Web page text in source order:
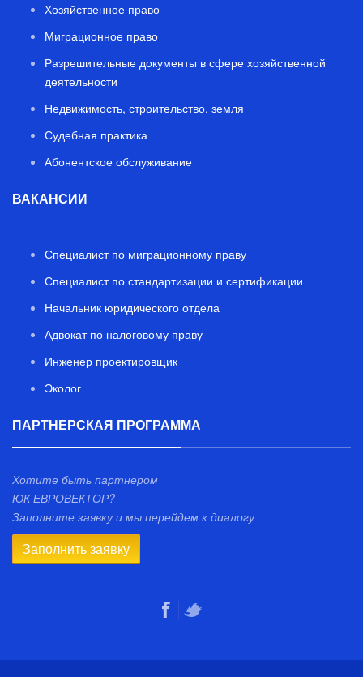
Хозяйственное право
Миграционное право
Разрешительные документы в сфере хозяйственной
деятельности
Недвижимость, строительство, земля
Судебная практика
Абонентское обслуживание
ВАКАНСИИ
Специалист по миграционному праву
Специалист по стандартизации и сертификации
Начальник юридического отдела
Адвокат по налоговому праву
Инженер проектировщик
Эколог
ПАРТНЕРСКАЯ ПРОГРАММА
Хотите быть партнером
ЮК ЕВРОВЕКТОР?
Заполните заявку и мы перейдем к диалогу
Заполнить заявку